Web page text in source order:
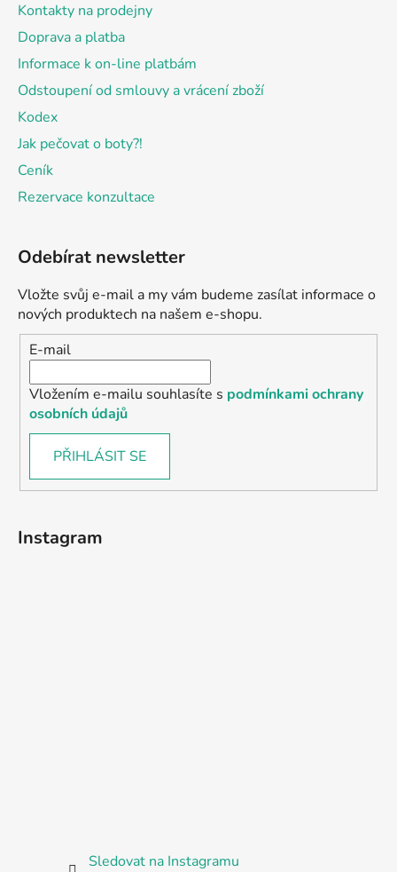
Kontakty na prodejny
Doprava a platba
Informace k on-line platbám
Odstoupení od smlouvy a vrácení zboží
Kodex
Jak pečovat o boty?!
Ceník
Rezervace konzultace
Odebírat newsletter
Vložte svůj e-mail a my vám budeme zasílat informace o
nových produktech na našem e-shopu.
E-mail
Vložením e-mailu souhlasíte s podmínkami ochrany
osobních údajů
PŘIHLÁSIT SE
Instagram
Sledovat na Instagramu